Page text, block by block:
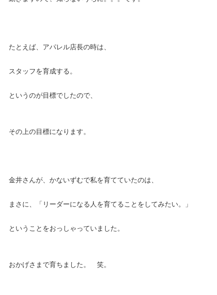
たとえば、アパレル店長の時は、
スタッフを育成する。
というのが目標でしたので、
その上の目標になります。
金井さんが、かないずむで私を育てていたのは、
まさに、「リーダーになる人を育てることをしてみたい。」
ということをおっしゃっていました。
おかげさまで育ちました。 笑。